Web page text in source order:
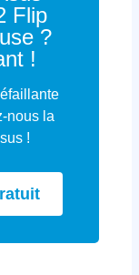
Flip
?
!
nous la
!